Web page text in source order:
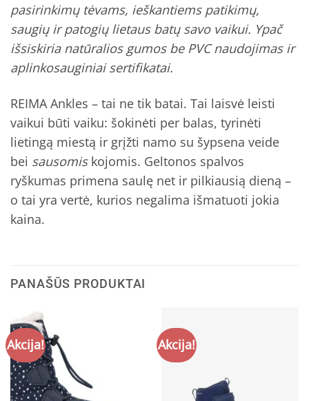
pasirinkimų tėvams, ieškantiems patikimų,
saugių ir patogių lietaus batų savo vaikui. Ypač
išsiskiria natūralios gumos be PVC naudojimas ir
aplinkosauginiai sertifikatai.
REIMA Ankles – tai ne tik batai. Tai laisvė leisti
vaikui būti vaiku: šokinėti per balas, tyrinėti
lietingą miestą ir grįžti namo su šypsena veide
bei sausomiskojomis. Geltonos spalvos
ryškumas primena saulę net ir pilkiausią dieną –
o tai yra vertė, kurios negalima išmatuoti jokia
kaina.
PANAŠŪS PRODUKTAI
Akcija! Akcija!